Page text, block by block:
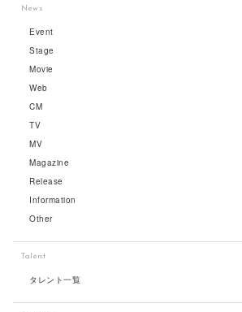
News
Event
Stage
Movie
Web
CM
TV
MV
Magazine
Release
Information
Other
Talent
タレント一覧